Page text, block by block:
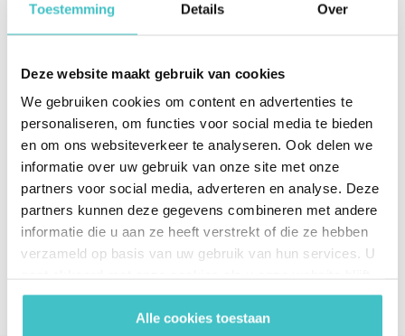
Toestemming Details Over
Deze website maakt gebruik van cookies
We gebruiken cookies om content en advertenties te
personaliseren, om functies voor social media te bieden
en om ons websiteverkeer te analyseren. Ook delen we
informatie over uw gebruik van onze site met onze
partners voor social media, adverteren en analyse. Deze
partners kunnen deze gegevens combineren met andere
informatie die u aan ze heeft verstrekt of die ze hebben
verzameld op basis van uw gebruik van hun services. U
gebruiken.
Alle cookies toestaan
La façon dont la technologie peut aider à
conséquences en cas de changement.
Téléchargez le livre blanc